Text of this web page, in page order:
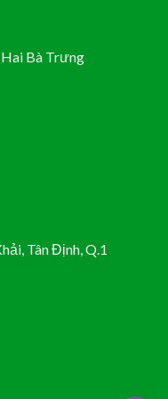
Bà Trưng
Tân Định, Q.1